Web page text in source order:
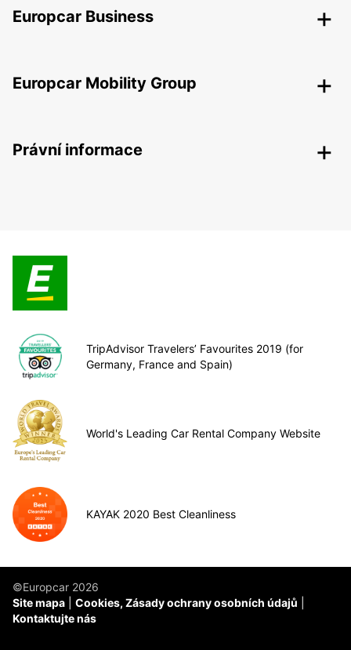
Europcar Business
Europcar Mobility Group
Právní informace
TripAdvisor Travelers’ Favourites 2019 (for
Germany, France and Spain)
World's Leading Car Rental Company Website
KAYAK 2020 Best Cleanliness
©Europcar 2026
Site mapa
Cookies, Zásady ochrany osobních údajů
Kontaktujte nás